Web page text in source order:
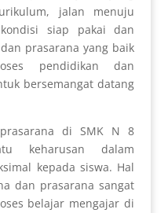
jalan menuju
siap pakai dan
prasarana yang baik
pendidikan dan
bersemangat datang
di SMK N 8
keharusan dalam
kepada siswa. Hal
dan prasarana sangat
belajar mengajar di